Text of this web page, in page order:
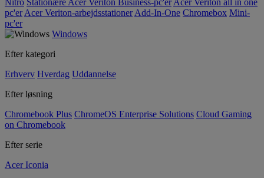
Nitro Stationære Acer Veriton Business-pc'er Acer Veriton all in one
pc'er Acer Veriton-arbejdsstationer Add-In-One Chromebox Mini-
pc'er
Windows
Efter kategori
Erhverv Hverdag Uddannelse
Efter løsning
Chromebook Plus ChromeOS Enterprise Solutions Cloud Gaming
on Chromebook
Efter serie
Acer Iconia